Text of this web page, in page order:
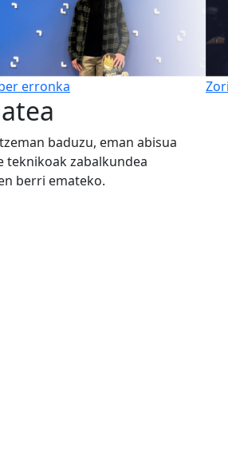
erronka
baduzu, eman abisua
teknikoak zabalkundea
berri emateko.